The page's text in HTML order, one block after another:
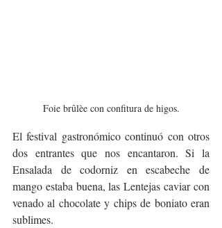
Foie brûlèe con confitura de higos.
El festival gastronómico continuó con otros
dos entrantes que nos encantaron. Si la
Ensalada de codorniz en escabeche de
mango estaba buena, las Lentejas caviar con
venado al chocolate y chips de boniato eran
sublimes.